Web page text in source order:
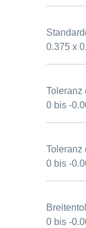
0.375 x
Toleranz
0 bis -
Toleranz
0 bis -
0 bis -